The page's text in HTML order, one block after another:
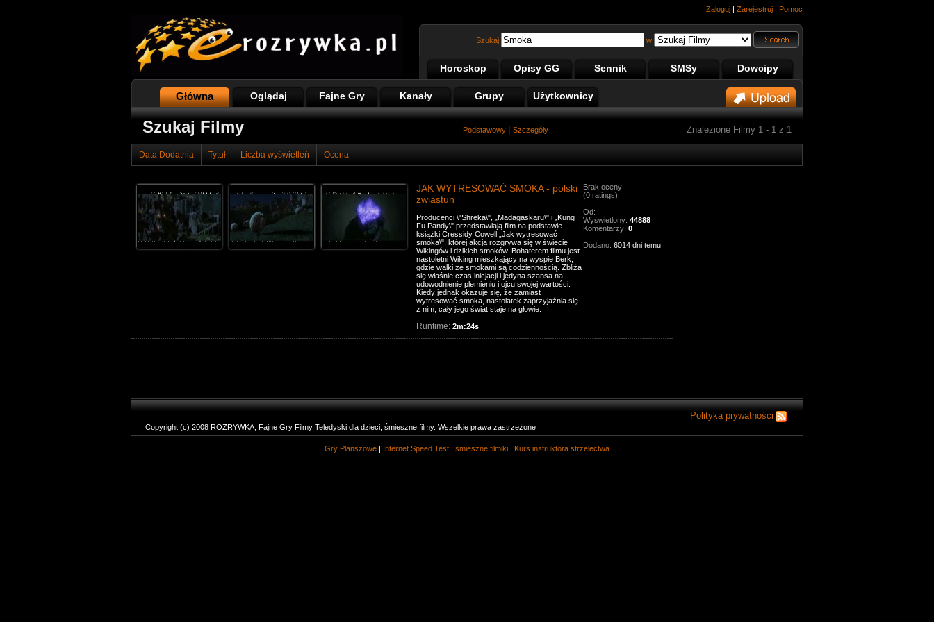
Zaloguj | Zarejestruj | Pomoc
Szukaj w
Horoskop Opisy GG Sennik SMSy Dowcipy
Główna Oglądaj Fajne Gry Kanały Grupy Użytkownicy
Szukaj Filmy Znalezione Filmy 1 - 1 z 1
Podstawowy Szczegóły
Data Dodatnia Tytuł Liczba wyświetleń Ocena
JAK WYTRESOWAĆ SMOKA - polski
zwiastun
Producenci \"Shreka\", „Madagaskaru\" i „Kung
Fu Pandy\" przedstawiają film na podstawie
książki Cressidy Cowell „Jak wytresować
smoka\", której akcja rozgrywa się w świecie
Wikingów i dzikich smoków. Bohaterem filmu jest
nastoletni Wiking mieszkający na wyspie Berk,
gdzie walki ze smokami są codziennością. Zbliża
się właśnie czas inicjacji i jedyna szansa na
udowodnienie plemieniu i ojcu swojej wartości.
Kiedy jednak okazuje się, że zamiast
wytresować smoka, nastolatek zaprzyjaźnia się
z nim, cały jego świat staje na głowie.
Runtime: 2m:24s
Brak oceny
(0 ratings)
Od:
Wyświetlony: 44888
Komentarzy: 0
Dodano: 6014 dni temu
Polityka prywatności
Copyright (c) 2008 ROZRYWKA, Fajne Gry Filmy Teledyski dla dzieci, śmieszne filmy. Wszelkie prawa zastrzeżone
Gry Planszowe | Internet Speed Test | smieszne filmiki | Kurs instruktora strzelectwa